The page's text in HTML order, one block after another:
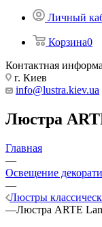
Личный
Корзина0
Контактная
г. Киев
info@lustra.kiev.ua
Люстра
Главная
—
Освещение
—
Люстры
—Люстра ARTE